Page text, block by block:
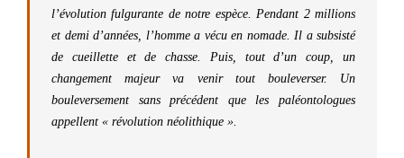
l’évolution fulgurante de notre espèce. Pendant 2 millions
et demi d’années, l’homme a vécu en nomade. Il a subsisté
de cueillette et de chasse. Puis, tout d’un coup, un
changement majeur va venir tout bouleverser. Un
bouleversement sans précédent que les paléontologues
appellent « révolution néolithique ».